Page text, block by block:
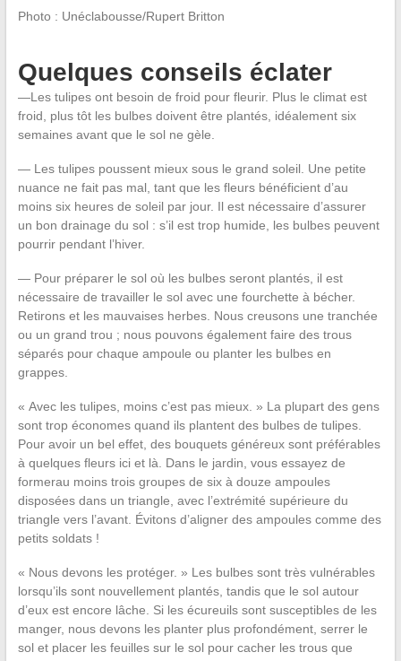
Photo : Unéclabousse/Rupert Britton
Quelques conseils éclater
—Les tulipes ont besoin de froid pour fleurir. Plus le climat est
froid, plus tôt les bulbes doivent être plantés, idéalement six
semaines avant que le sol ne gèle.
— Les tulipes poussent mieux sous le grand soleil. Une petite
nuance ne fait pas mal, tant que les fleurs bénéficient d’au
moins six heures de soleil par jour. Il est nécessaire d’assurer
un bon drainage du sol : s’il est trop humide, les bulbes peuvent
pourrir pendant l’hiver.
— Pour préparer le sol où les bulbes seront plantés, il est
nécessaire de travailler le sol avec une fourchette à bécher.
Retirons et les mauvaises herbes. Nous creusons une tranchée
ou un grand trou ; nous pouvons également faire des trous
séparés pour chaque ampoule ou planter les bulbes en
grappes.
« Avec les tulipes, moins c’est pas mieux. » La plupart des gens
sont trop économes quand ils plantent des bulbes de tulipes.
Pour avoir un bel effet, des bouquets généreux sont préférables
à quelques fleurs ici et là. Dans le jardin, vous essayez de
formerau moins trois groupes de six à douze ampoules
disposées dans un triangle, avec l’extrémité supérieure du
triangle vers l’avant. Évitons d’aligner des ampoules comme des
petits soldats !
« Nous devons les protéger. » Les bulbes sont très vulnérables
lorsqu’ils sont nouvellement plantés, tandis que le sol autour
d’eux est encore lâche. Si les écureuils sont susceptibles de les
manger, nous devons les planter plus profondément, serrer le
sol et placer les feuilles sur le sol pour cacher les trous que